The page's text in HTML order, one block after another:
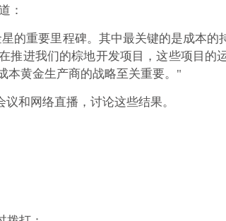
：
的重要里程碑。其中最关键的是成本
推进我们的棕地开发项目，这些项目
黄金生产商的战略至关重要。 "
和网络直播，讨论这些结果。